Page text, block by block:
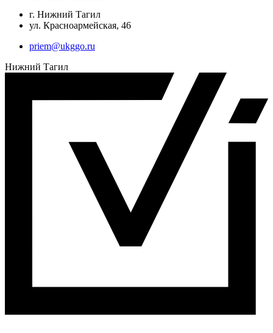
г. Нижний Тагил
ул. Красноармейская, 46
priem@ukggo.ru
Нижний Тагил